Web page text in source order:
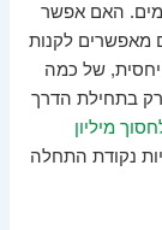
האם אפשר
מאפשרים לקנות
יחסית, של כמה
בתחילת הדרך
מיליון
נקודת התחלה